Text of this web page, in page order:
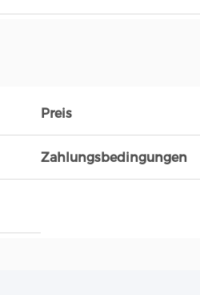
Preis
Zahlungsbedingungen